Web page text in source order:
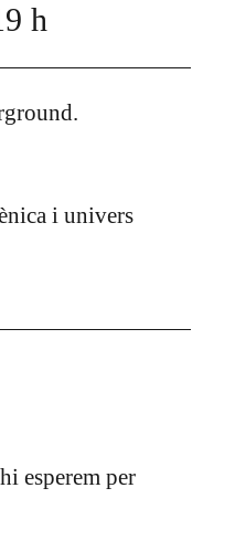
h
i univers
esperem per